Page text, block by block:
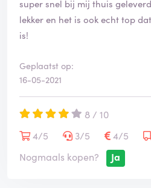
super snel bij mij thuis
lekker en het is ook echt top
is!
Geplaatst op:
16-05-2021
8 / 10
4/5
3/5 4/5
Nogmaals kopen?
Ja